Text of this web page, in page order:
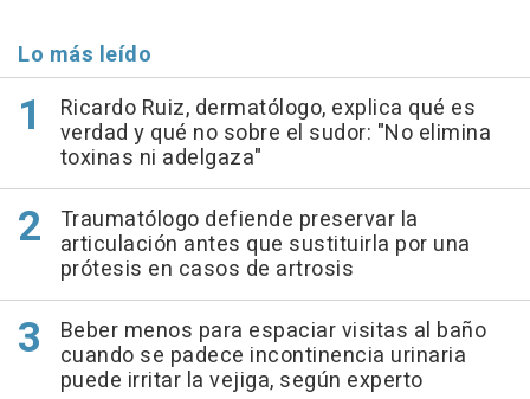
Lo más leído
Ricardo Ruiz, dermatólogo, explica qué es
verdad y qué no sobre el sudor: "No elimina
toxinas ni adelgaza"
Traumatólogo defiende preservar la
articulación antes que sustituirla por una
prótesis en casos de artrosis
Beber menos para espaciar visitas al baño
cuando se padece incontinencia urinaria
puede irritar la vejiga, según experto